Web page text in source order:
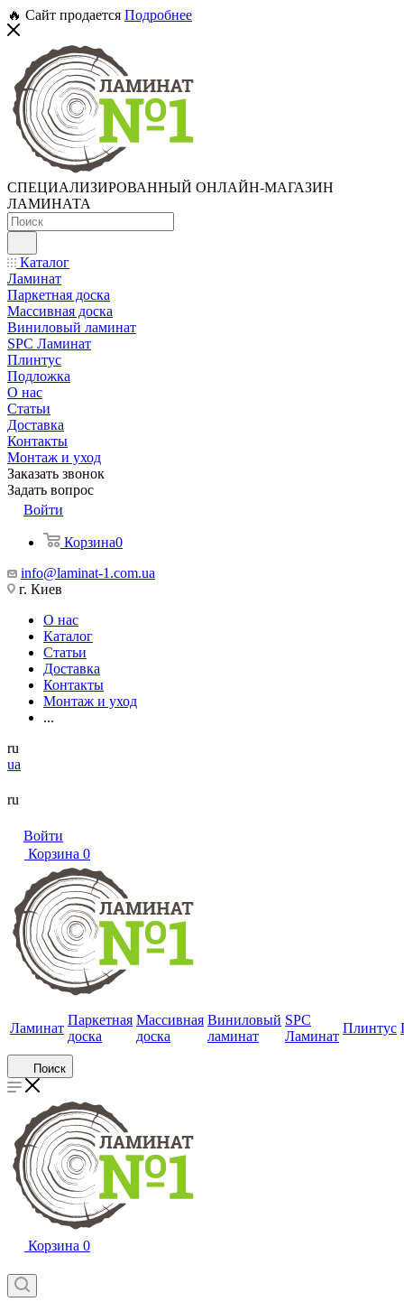
🔥 Сайт продается Подробнее
СПЕЦИАЛИЗИРОВАННЫЙ ОНЛАЙН-МАГАЗИН
ЛАМИНАТА
Каталог
Ламинат
Паркетная доска
Массивная доска
Виниловый ламинат
SPC Ламинат
Плинтус
Подложка
О нас
Статьи
Доставка
Контакты
Монтаж и уход
Заказать звонок
Задать вопрос
Войти
Корзина0
info@laminat-1.com.ua
г. Киев
О нас
Каталог
Статьи
Доставка
Контакты
Монтаж и уход
...
ru
ua
ru
Войти
Корзина 0
Ламинат
Паркетная
доска
Массивная
доска
Виниловый
ламинат
SPC
Ламинат
Плинтус
Поиск
Корзина 0